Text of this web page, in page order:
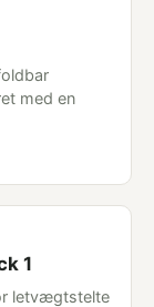
med en
1
letvægtstelte